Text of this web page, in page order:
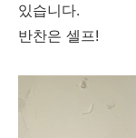
있습니다.
반찬은 셀프!